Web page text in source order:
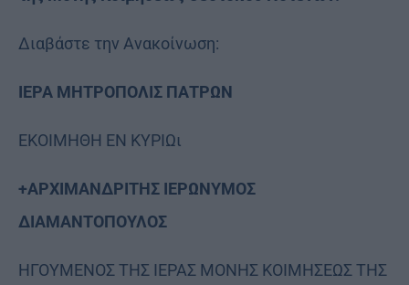
Διαβάστε την Ανακοίνωση:
ΙΕΡΑ ΜΗΤΡΟΠΟΛΙΣ ΠΑΤΡΩΝ
ΕΚΟΙΜΗΘΗ ΕΝ ΚΥΡΙΩι
+ΑΡΧΙΜΑΝΔΡΙΤΗΣ ΙΕΡΩΝΥΜΟΣ
ΔΙΑΜΑΝΤΟΠΟΥΛΟΣ
ΗΓΟΥΜΕΝΟΣ ΤΗΣ ΙΕΡΑΣ ΜΟΝΗΣ ΚΟΙΜΗΣΕΩΣ ΤΗΣ